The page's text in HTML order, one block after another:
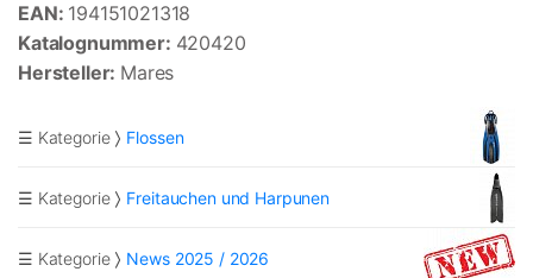
EAN: 194151021318
Katalognummer: 420420
Hersteller: Mares
☰ Kategorie Flossen
☰ Kategorie Freitauchen und Harpunen
☰ Kategorie News 2025 / 2026